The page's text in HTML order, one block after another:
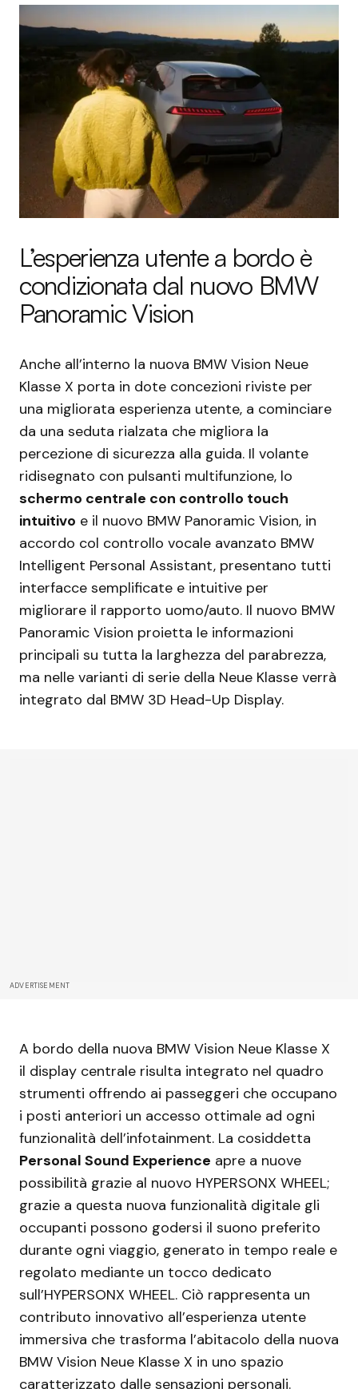
L’esperienza utente a bordo è
condizionata dal nuovo BMW
Panoramic Vision
Anche all’interno la nuova BMW Vision Neue
Klasse X porta in dote concezioni riviste per
una migliorata esperienza utente, a cominciare
da una seduta rialzata che migliora la
percezione di sicurezza alla guida. Il volante
ridisegnato con pulsanti multifunzione, lo
schermo centrale con controllo touch
intuitivo e il nuovo BMW Panoramic Vision, in
accordo col controllo vocale avanzato BMW
Intelligent Personal Assistant, presentano tutti
interfacce semplificate e intuitive per
migliorare il rapporto uomo/auto. Il nuovo BMW
Panoramic Vision proietta le informazioni
principali su tutta la larghezza del parabrezza,
ma nelle varianti di serie della Neue Klasse verrà
integrato dal BMW 3D Head-Up Display.
ADVERTISEMENT
A bordo della nuova BMW Vision Neue Klasse X
il display centrale risulta integrato nel quadro
strumenti offrendo ai passeggeri che occupano
i posti anteriori un accesso ottimale ad ogni
funzionalità dell’infotainment. La cosiddetta
Personal Sound Experience apre a nuove
possibilità grazie al nuovo HYPERSONX WHEEL;
grazie a questa nuova funzionalità digitale gli
occupanti possono godersi il suono preferito
durante ogni viaggio, generato in tempo reale e
regolato mediante un tocco dedicato
sull’HYPERSONX WHEEL. Ciò rappresenta un
contributo innovativo all’esperienza utente
immersiva che trasforma l’abitacolo della nuova
BMW Vision Neue Klasse X in uno spazio
caratterizzato dalle sensazioni personali.